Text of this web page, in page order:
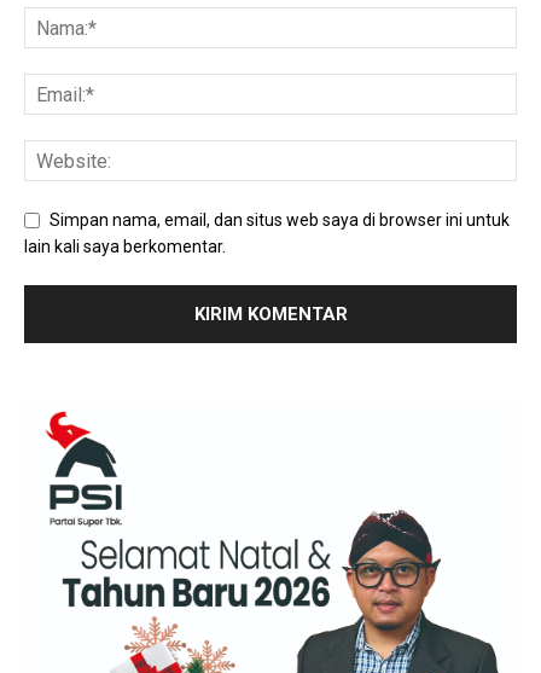
Simpan nama, email, dan situs web saya di browser ini untuk
lain kali saya berkomentar.